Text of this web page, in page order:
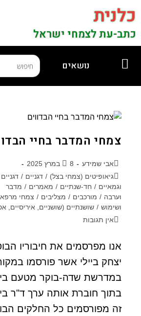
כלנית
כתב-עת לצמחי ישראל
נושאים
צמחי המדבר בחיי
אבי שמידע
8 במרץ 2025
גיאופיטים (צמחי בצל) / דגניים / דגניים
וגמאיים / חד-שנתיים / מאמרים / מדבר
וערבה / מורכבים / מצליבים / צמחי מרפא
ושימוש / שושנתיים (שושניים, איריסיים,
אין תגובות
אנו מפרסמים את חיבוריו
במדרשת שדה-בוקר מטעם
בתוך חוברת אותה ערך ד"ר
זה מפורסמים כל החלקים